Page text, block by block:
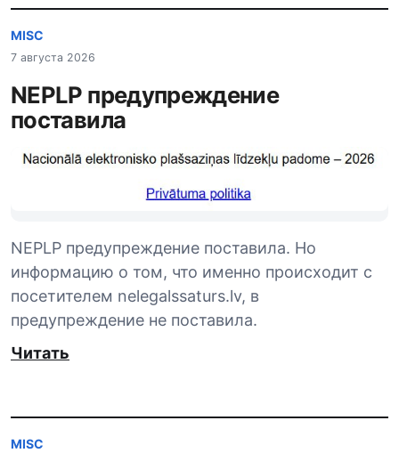
MISC
7 августа 2026
NEPLP предупреждение
поставила
NEPLP предупреждение поставила. Но
информацию о том, что именно происходит с
посетителем nelegalssaturs.lv, в
предупреждение не поставила.
Читать
MISC